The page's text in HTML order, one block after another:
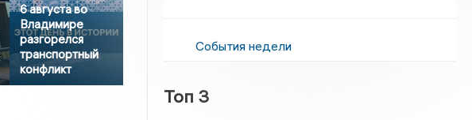
6 августа во
Владимире
разгорелся
транспортный
конфликт
События недели
Топ 3